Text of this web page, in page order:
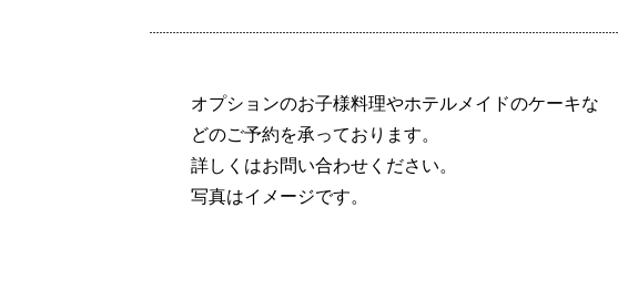
オプションのお子様料理やホテルメイドのケーキな
どのご予約を承っております。
詳しくはお問い合わせください。
写真はイメージです。